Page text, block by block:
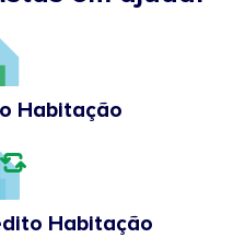
Habitação
Habitação